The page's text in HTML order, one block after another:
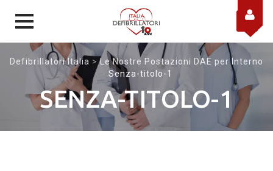
Skip to content
Defibrillatori Italia >Le Nostre Postazioni DAE per Interno
Senza-titolo-1
SENZA-TITOLO-1